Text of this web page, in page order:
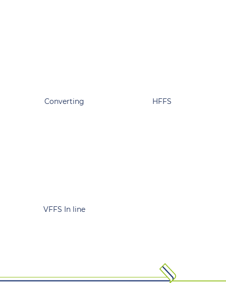
Converting HFFS
VFFS In line